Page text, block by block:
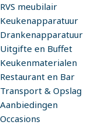
RVS meubilair
Keukenapparatuur
Drankenapparatuur
Uitgifte en Buffet
Keukenmaterialen
Restaurant en Bar
Transport & Opslag
Aanbiedingen
Occasions